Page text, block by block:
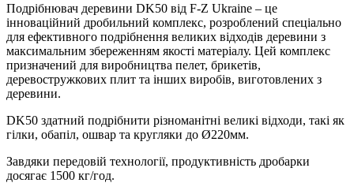
Подрібнювач деревини DK50 від F-Z Ukraine – це
інноваційний дробильний комплекс, розроблений спеціально
для ефективного подрібнення великих відходів деревини з
максимальним збереженням якості матеріалу. Цей комплекс
призначений для виробництва пелет, брикетів,
деревостружкових плит та інших виробів, виготовлених з
деревини.
DK50 здатний подрібнити різноманітні великі відходи, такі як
гілки, обапіл, ошвар та кругляки до Ø220мм.
Завдяки передовій технології, продуктивність дробарки
досягає 1500 кг/год.